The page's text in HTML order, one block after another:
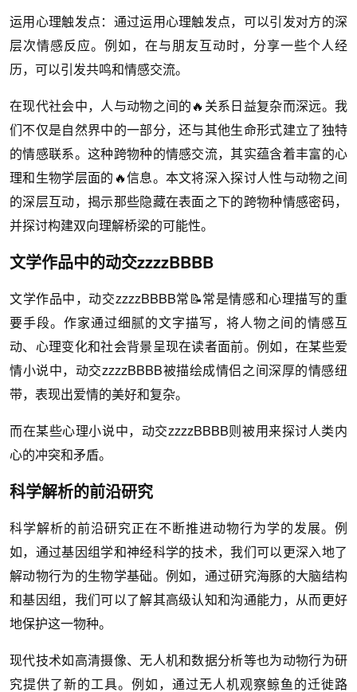
运用心理触发点：通过运用心理触发点，可以引发对方的深
层次情感反应。例如，在与朋友互动时，分享一些个人经
历，可以引发共鸣和情感交流。
在现代社会中，人与动物之间的🔥关系日益复杂而深远。我
们不仅是自然界中的一部分，还与其他生命形式建立了独特
的情感联系。这种跨物种的情感交流，其实蕴含着丰富的心
理和生物学层面的🔥信息。本文将深入探讨人性与动物之间
的深层互动，揭示那些隐藏在表面之下的跨物种情感密码，
并探讨构建双向理解桥梁的可能性。
文学作品中的动交zzzzBBBB
文学作品中，动交zzzzBBBB常📝常是情感和心理描写的重
要手段。作家通过细腻的文字描写，将人物之间的情感互
动、心理变化和社会背景呈现在读者面前。例如，在某些爱
情小说中，动交zzzzBBBB被描绘成情侣之间深厚的情感纽
带，表现出爱情的美好和复杂。
而在某些心理小说中，动交zzzzBBBB则被用来探讨人类内
心的冲突和矛盾。
科学解析的前沿研究
科学解析的前沿研究正在不断推进动物行为学的发展。例
如，通过基因组学和神经科学的技术，我们可以更深入地了
解动物行为的生物学基础。例如，通过研究海豚的大脑结构
和基因组，我们可以了解其高级认知和沟通能力，从而更好
地保护这一物种。
现代技术如高清摄像、无人机和数据分析等也为动物行为研
究提供了新的工具。例如，通过无人机观察鲸鱼的迁徙路